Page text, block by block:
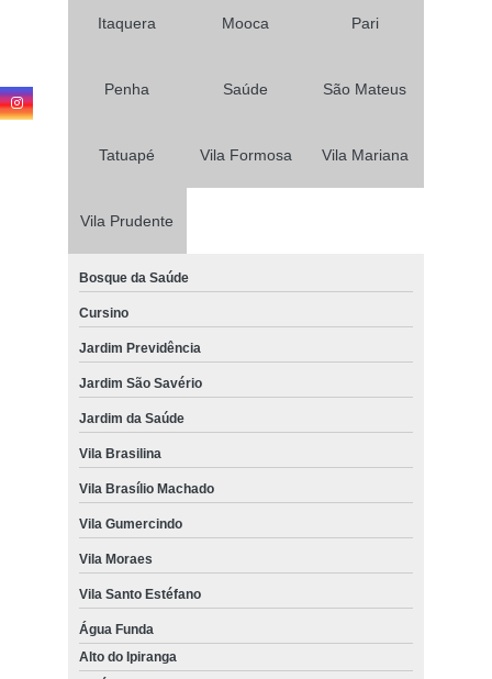
Itaquera Mooca Pari
Penha Saúde São Mateus
Tatuapé Vila Formosa Vila Mariana
Vila Prudente
Bosque da Saúde
Cursino
Jardim Previdência
Jardim São Savério
Jardim da Saúde
Vila Brasilina
Vila Brasílio Machado
Vila Gumercindo
Vila Moraes
Vila Santo Estéfano
Água Funda
Alto do Ipiranga